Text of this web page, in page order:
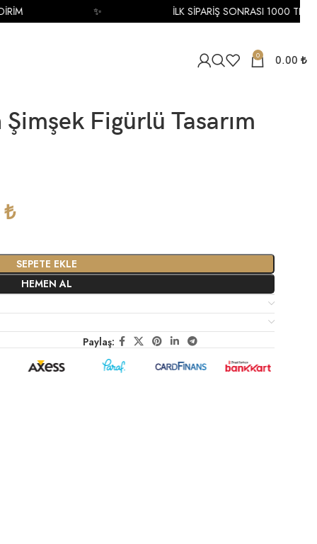
0 0.00 ₺
Şimşek Figürlü Tasarım
₺
SEPETE EKLE
HEMEN AL
Paylaş:
İLK SİPARİŞ SONRASI 1000 TL